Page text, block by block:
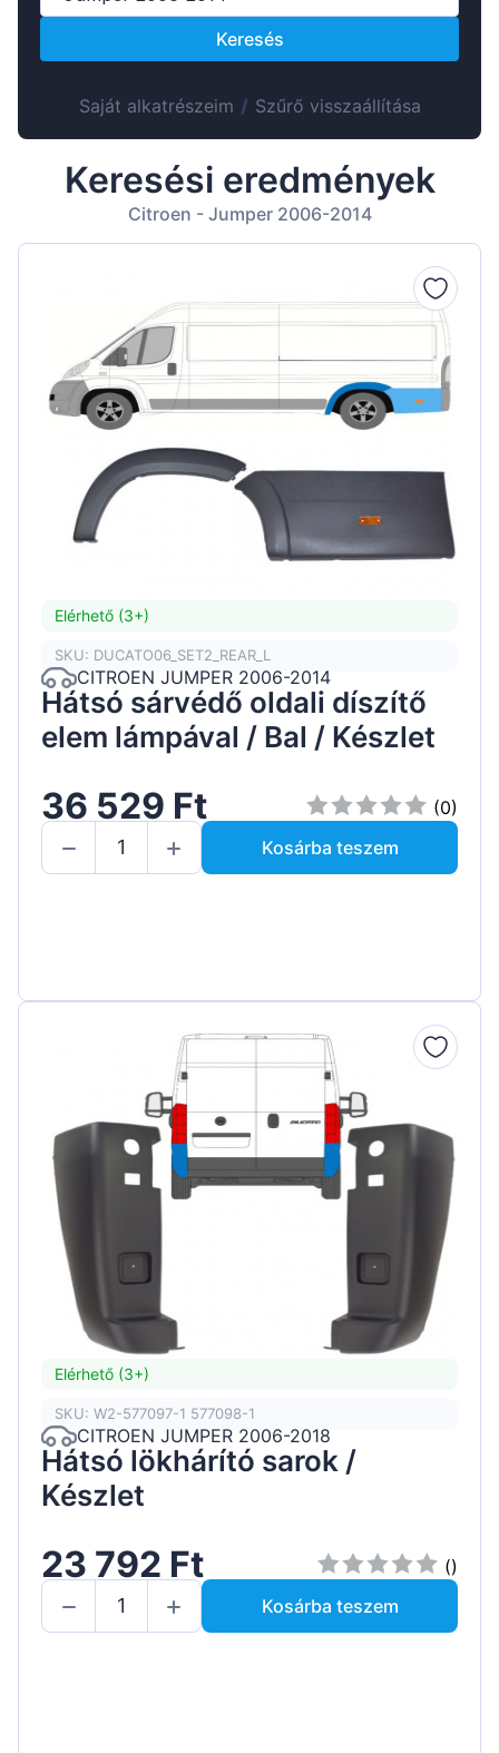
Lietuvių
Português
Latvian
Keresés
Saját alkatrészeim / Szűrő visszaállítása
Keresési eredmények
Citroen - Jumper 2006-2014
Elérhető (3+)
SKU: DUCATO06_SET2_REAR_L
CITROEN JUMPER 2006-2014
Hátsó sárvédő oldali díszítő
elem lámpával / Bal / Készlet
36 529 Ft
(0)
Kosárba teszem
Elérhető (3+)
SKU: W2-577097-1 577098-1
CITROEN JUMPER 2006-2018
Hátsó lökhárító sarok /
Készlet
23 792 Ft
()
Kosárba teszem